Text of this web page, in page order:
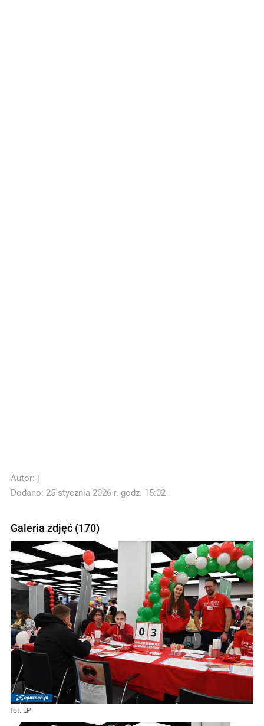
Autor: j
Dodano: 25 stycznia 2026 r. godz. 15:02
Galeria zdjęć (170)
fot. LP